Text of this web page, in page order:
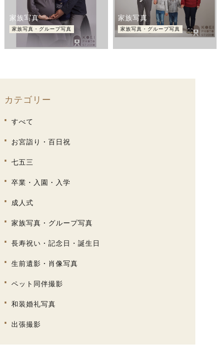
家族写真
家族写真・グループ写真
家族写真
家族写真・グループ写真
カテゴリー
すべて
お宮詣り・百日祝
七五三
卒業・入園・入学
成人式
家族写真・グループ写真
長寿祝い・記念日・誕生日
生前遺影・肖像写真
ペット同伴撮影
和装婚礼写真
出張撮影